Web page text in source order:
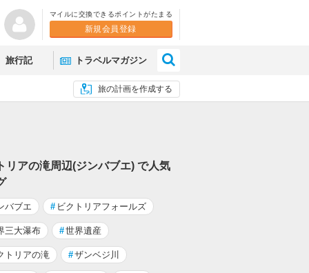
マイルに交換できるポイントがたまる
新規会員登録
旅行記 トラベルマガジン
旅の計画を作成する
リアの滝周辺(ジンバブエ) で人気
バブエ # ビクトリアフォールズ
三大瀑布 #世界遺産
トリアの滝 #ザンベジ川